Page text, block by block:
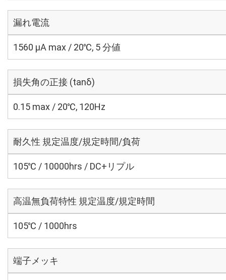
漏れ電流
1560 μA max / 20℃, 5 分値
損失角の正接 (tanδ)
0.15 max / 20℃, 120Hz
耐久性 規定温度/規定時間/負荷
105℃ / 10000hrs / DC+リプル
高温無負荷特性 規定温度/規定時間
105℃ / 1000hrs
端子メッキ